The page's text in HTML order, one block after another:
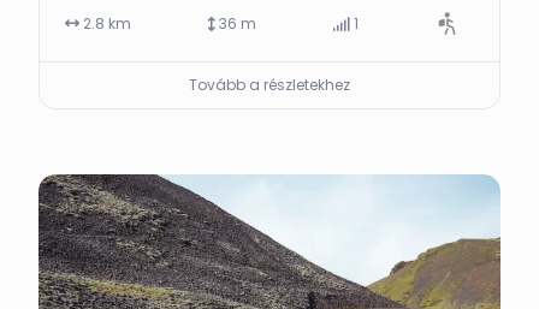
2.8 km 36 m 1
Tovább a részletekhez